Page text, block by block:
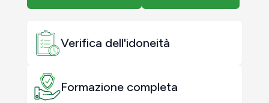
Verifica dell'idoneità
Formazione completa